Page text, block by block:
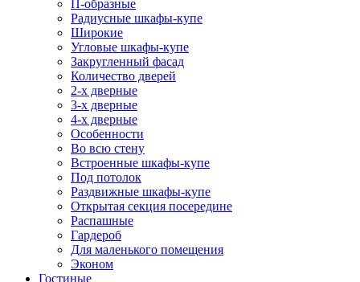
П-образные
Радиусные шкафы-купе
Широкие
Угловые шкафы-купе
Закругленный фасад
Количество дверей
2-х дверные
3-х дверные
4-х дверные
Особенности
Во всю стену
Встроенные шкафы-купе
Под потолок
Раздвижные шкафы-купе
Открытая секция посередине
Распашные
Гардероб
Для маленького помещения
Эконом
Гостиные